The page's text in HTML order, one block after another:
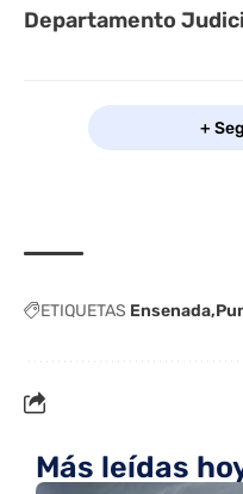
Departamento
+
ETIQUETAS Ensenada
Más leídas